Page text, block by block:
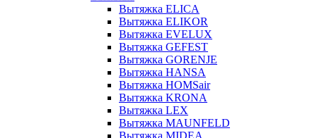
Вытяжка ELICA
Вытяжка ELIKOR
Вытяжка EVELUX
Вытяжка GEFEST
Вытяжка GORENJE
Вытяжка HANSA
Вытяжка HOMSair
Вытяжка KRONA
Вытяжка LEX
Вытяжка MAUNFELD
Вытяжка MIDEA